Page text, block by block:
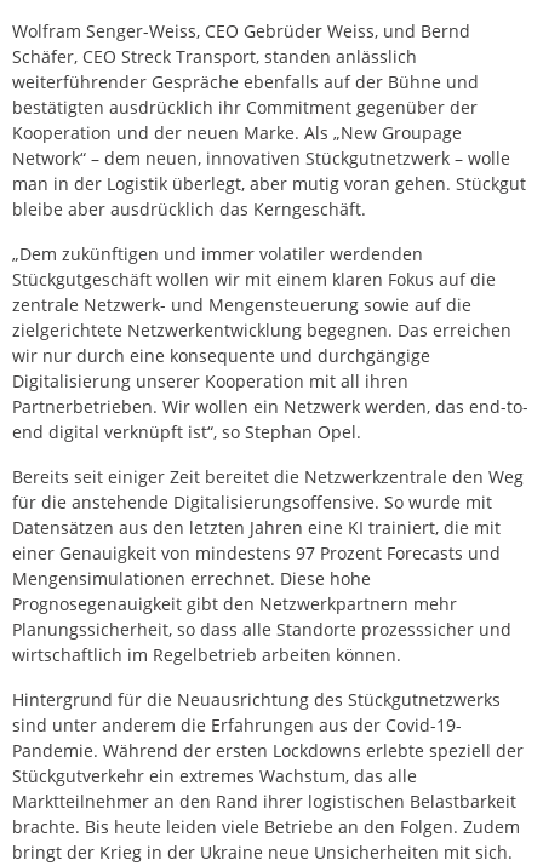
Wolfram Senger-Weiss, CEO Gebrüder Weiss, und Bernd
Schäfer, CEO Streck Transport, standen anlässlich
weiterführender Gespräche ebenfalls auf der Bühne und
bestätigten ausdrücklich ihr Commitment gegenüber der
Kooperation und der neuen Marke. Als „New Groupage
Network“ – dem neuen, innovativen Stückgutnetzwerk – wolle
man in der Logistik überlegt, aber mutig voran gehen. Stückgut
bleibe aber ausdrücklich das Kerngeschäft.
„Dem zukünftigen und immer volatiler werdenden
Stückgutgeschäft wollen wir mit einem klaren Fokus auf die
zentrale Netzwerk- und Mengensteuerung sowie auf die
zielgerichtete Netzwerkentwicklung begegnen. Das erreichen
wir nur durch eine konsequente und durchgängige
Digitalisierung unserer Kooperation mit all ihren
Partnerbetrieben. Wir wollen ein Netzwerk werden, das end-to-
end digital verknüpft ist“, so Stephan Opel.
Bereits seit einiger Zeit bereitet die Netzwerkzentrale den Weg
für die anstehende Digitalisierungsoffensive. So wurde mit
Datensätzen aus den letzten Jahren eine KI trainiert, die mit
einer Genauigkeit von mindestens 97 Prozent Forecasts und
Mengensimulationen errechnet. Diese hohe
Prognosegenauigkeit gibt den Netzwerkpartnern mehr
Planungssicherheit, so dass alle Standorte prozesssicher und
wirtschaftlich im Regelbetrieb arbeiten können.
Hintergrund für die Neuausrichtung des Stückgutnetzwerks
sind unter anderem die Erfahrungen aus der Covid-19-
Pandemie. Während der ersten Lockdowns erlebte speziell der
Stückgutverkehr ein extremes Wachstum, das alle
Marktteilnehmer an den Rand ihrer logistischen Belastbarkeit
brachte. Bis heute leiden viele Betriebe an den Folgen. Zudem
bringt der Krieg in der Ukraine neue Unsicherheiten mit sich.